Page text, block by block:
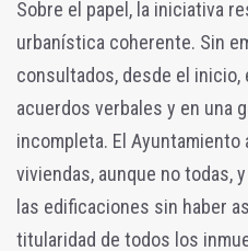
Sobre el papel, la iniciativa
urbanística coherente. Sin
consultados, desde el inicio,
acuerdos verbales y en una
incompleta. El Ayuntamiento
viviendas, aunque no todas,
las edificaciones sin haber
titularidad de todos los